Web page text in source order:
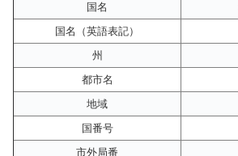
国名
国名（英語表記）
州
都市名
地域
国番号
市外局番